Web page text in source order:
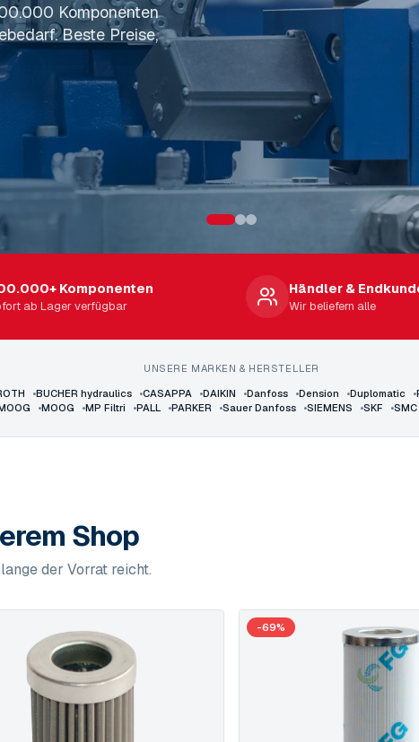
Komponenten
Beste Preise,
selbst – ohne den
schnelle
und mehr. Profitieren
umfassenden
Komponenten
ab Lager verfügbar
Händler &
Wir beliefern alle
UNSERE MARKEN & HERSTELLER
•BUCHER hydraulics •CASAPPA •DAIKIN •Danfoss •Dension •Duplomatic •
•MOOG •MP Filtri •PALL •PARKER •Sauer Danfoss •SIEMENS •SKF •SMC
Shop
der Vorrat reicht.
-69%